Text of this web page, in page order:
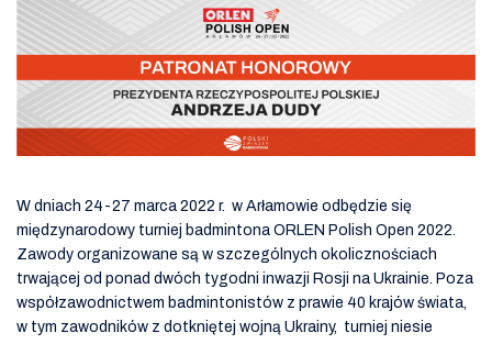
W dniach 24-27 marca 2022 r. w Arłamowie odbędzie się
międzynarodowy turniej badmintona ORLEN Polish Open 2022.
Zawody organizowane są w szczególnych okolicznościach
trwającej od ponad dwóch tygodni inwazji Rosji na Ukrainie. Poza
współzawodnictwem badmintonistów z prawie 40 krajów świata,
w tym zawodników z dotkniętej wojną Ukrainy, turniej niesie